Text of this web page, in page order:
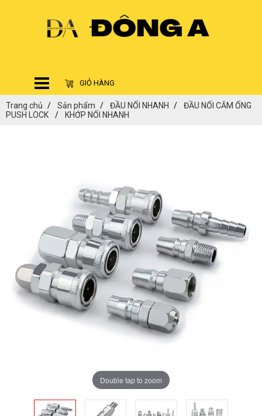
GIỎ HÀNG
Trang chủ Sản phẩm ĐẦU NỐI NHANH
ĐẦU NỐI CẮM ỐNG
PUSH LOCK
KHỚP NỐI NHANH
Double tap to zoom